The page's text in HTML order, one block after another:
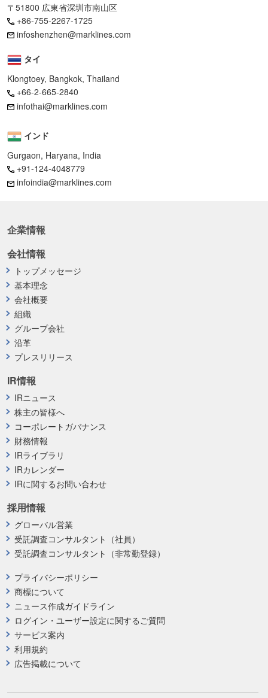
〒51800 広東省深圳市南山区
+86-755-2267-1725
infoshenzhen@marklines.com
タイ
Klongtoey, Bangkok, Thailand
+66-2-665-2840
infothai@marklines.com
インド
Gurgaon, Haryana, India
+91-124-4048779
infoindia@marklines.com
企業情報
プライバシーポリシー
商標について
ニュース作成ガイドライン
ログイン・ユーザー設定に関するご質問
サービス案内
利用規約
広告掲載について
採用情報
グローバル営業
受託調査コンサルタント（社員）
受託調査コンサルタント（非常勤登録）
会社情報
トップメッセージ
基本理念
会社概要
組織
グループ会社
沿革
プレスリリース
IR情報
IRニュース
株主の皆様へ
コーポレートガバナンス
財務情報
IRライブラリ
IRカレンダー
IRに関するお問い合わせ